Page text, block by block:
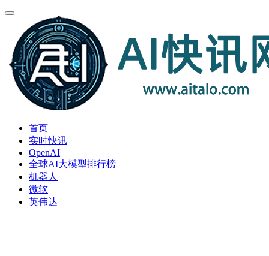
首页
实时快讯
OpenAI
全球AI大模型排行榜
机器人
微软
英伟达